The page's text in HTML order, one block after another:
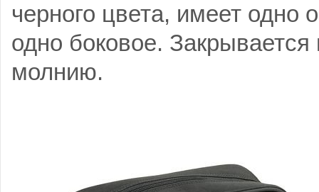
черного цвета, имеет одно
одно боковое.
молнию.